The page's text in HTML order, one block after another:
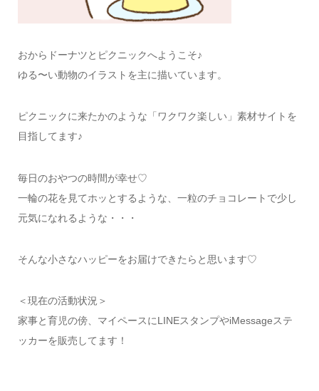
おからドーナツとピクニックへようこそ♪
ゆる〜い動物のイラストを主に描いています。
ピクニックに来たかのような「ワクワク楽しい」素材サイトを
目指してます♪
毎日のおやつの時間が幸せ♡
一輪の花を見てホッとするような、一粒のチョコレートで少し
元気になれるような・・・
そんな小さなハッピーをお届けできたらと思います♡
＜現在の活動状況＞
家事と育児の傍、マイペースにLINEスタンプやiMessageステ
ッカーを販売してます！